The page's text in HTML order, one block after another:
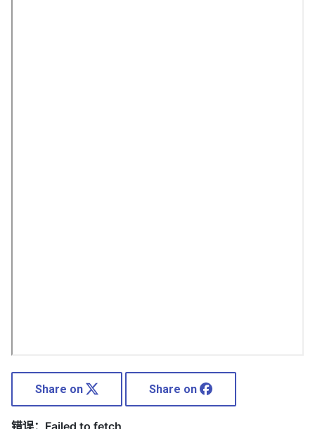
Share on Share on